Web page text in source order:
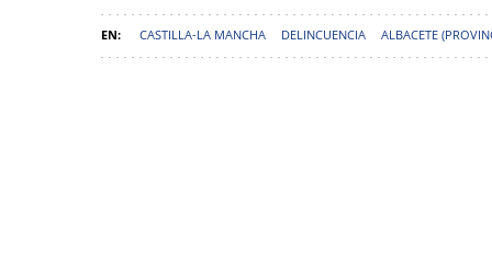
CASTILLA-LA MANCHA DELINCUENCIA ALBACETE